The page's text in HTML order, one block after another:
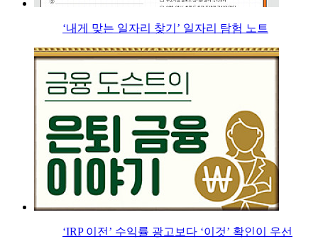
‘내게 맞는 일자리 찾기’ 일자리 탐험 노트
‘IRP 이전’ 수익률 광고보다 ‘이것’ 확인이 우선